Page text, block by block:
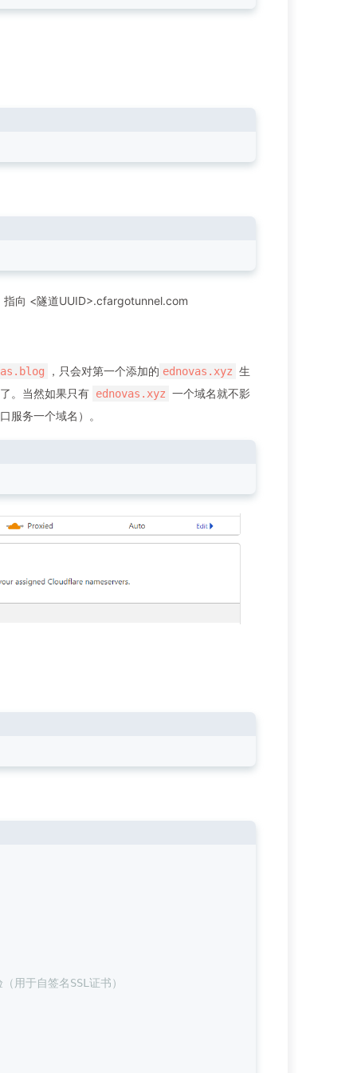
向 <隧道UUID>.cfargotunnel.com
，只会对第一个添加的 ednovas.xyz 生
。当然如果只有 ednovas.xyz 一个域名就不影
服务一个域名）。
用于自签名SSL证书）